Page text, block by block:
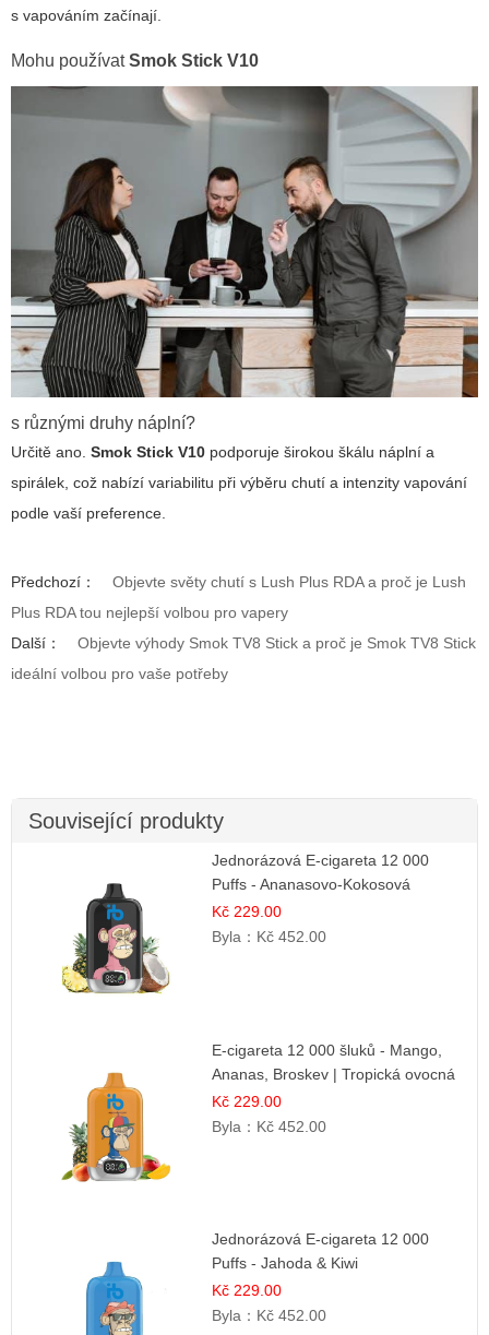
s vapováním začínají.
Mohu používatSmok Stick V10
s různými druhy náplní?
Určitě ano. Smok Stick V10 podporuje širokou škálu náplní a
spirálek, což nabízí variabilitu při výběru chutí a intenzity vapování
podle vaší preference.
Předchozí：
Objevte světy chutí s Lush Plus RDA a proč je Lush
Plus RDA tou nejlepší volbou pro vapery
Další：
Objevte výhody Smok TV8 Stick a proč je Smok TV8 Stick
ideální volbou pro vaše potřeby
Související produkty
Jednorázová E-cigareta 12 000
Puffs - Ananasovo-Kokosová
Zmrzlina | Tropický dezert
Kč 229.00
Byla： Kč 452.00
E-cigareta 12 000 šluků - Mango,
Ananas, Broskev | Tropická ovocná
směs
Kč 229.00
Byla： Kč 452.00
Jednorázová E-cigareta 12 000
Puffs - Jahoda & Kiwi
Kč 229.00
Byla： Kč 452.00